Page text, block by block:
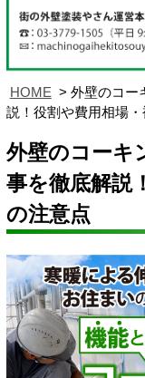
HOME
外壁のコー
説！役割や費用相場
外壁のコーキ
事を徹底解説
の注意点